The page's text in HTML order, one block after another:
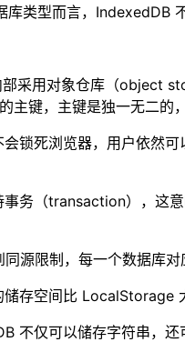
类型而言，IndexedDB
采用对象仓库（object
主键，主键是独一无二的
锁死浏览器，用户依然
务（transaction），这
源限制，每一个数据库
存空间比 LocalStorage
不仅可以储存字符串，